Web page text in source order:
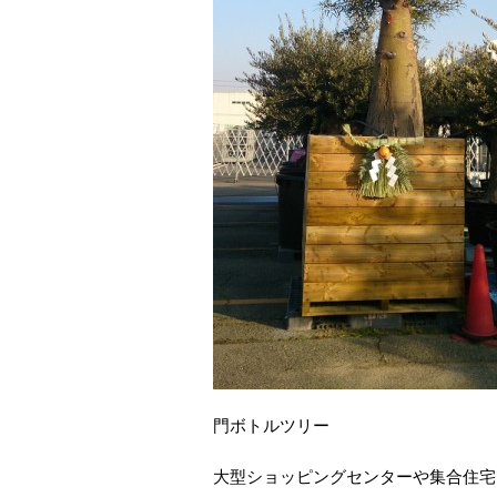
門ボトルツリー
大型ショッピングセンターや集合住